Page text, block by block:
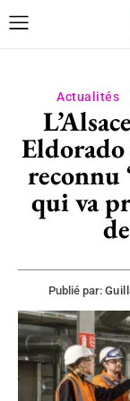
Actualités
reconnu
qui va
Publié par: